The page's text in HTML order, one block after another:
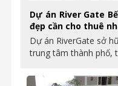
Dự án River Gate
đẹp cần cho thuê
Dự án RiverGate sở
trung tâm thành phố,